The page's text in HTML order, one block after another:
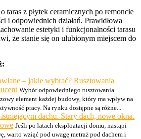
taras z płytek ceramicznych po remoncie
i odpowiednich działań. Prawidłowa
estetyki i funkcjonalności tarasu
że stanie się on ulubionym miejscem do
– jakie wybrać? Rusztowania
Wybór odpowiedniego rusztowania
element każdej budowy, który ma wpływ na
pracy. Na rynku dostępne są różne...
dachu. Stary dach, nowe okna.
Jeśli po latach eksploatacji domu, nastąpi
warto wziąć pod uwagę metraż pod dachem i